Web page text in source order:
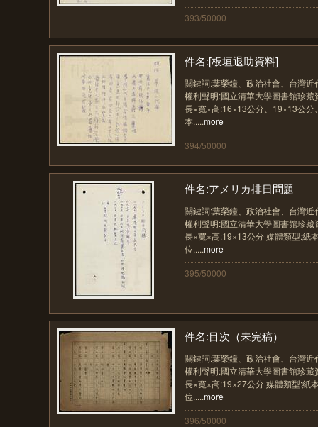
393/50000
件名:[板垣退助資料]
關鍵詞:葉榮鐘、政治社會、台灣
權利聲明:國立清華大學圖書館珍
長×寬×高:16×13公分、19×13公分
本.....more
394/50000
件名:アメリカ排日問題
關鍵詞:葉榮鐘、政治社會、台灣
權利聲明:國立清華大學圖書館珍
長×寬×高:19×13公分 媒體類型:紙
位.....more
395/50000
件名:目次（未完稿）
關鍵詞:葉榮鐘、政治社會、台灣
權利聲明:國立清華大學圖書館珍
長×寬×高:19×27公分 媒體類型:紙
位.....more
396/50000